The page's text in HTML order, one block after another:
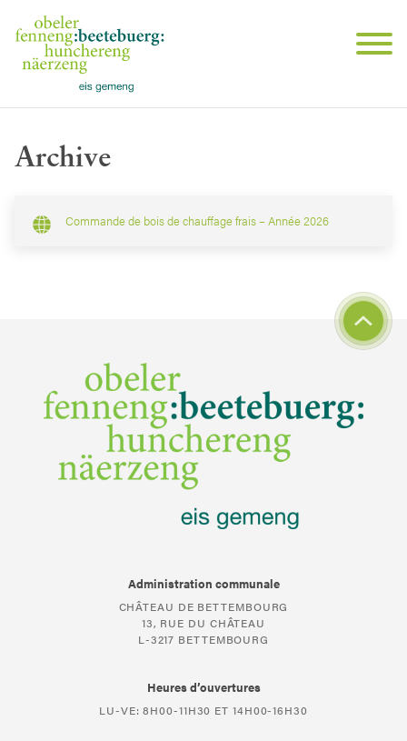
Archive
Commande de bois de chauffage frais – Année 2026
Administration communale
CHÂTEAU DE BETTEMBOURG
13, RUE DU CHÂTEAU
L-3217 BETTEMBOURG
Heures d’ouvertures
LU-VE: 8H00-11H30 ET 14H00-16H30